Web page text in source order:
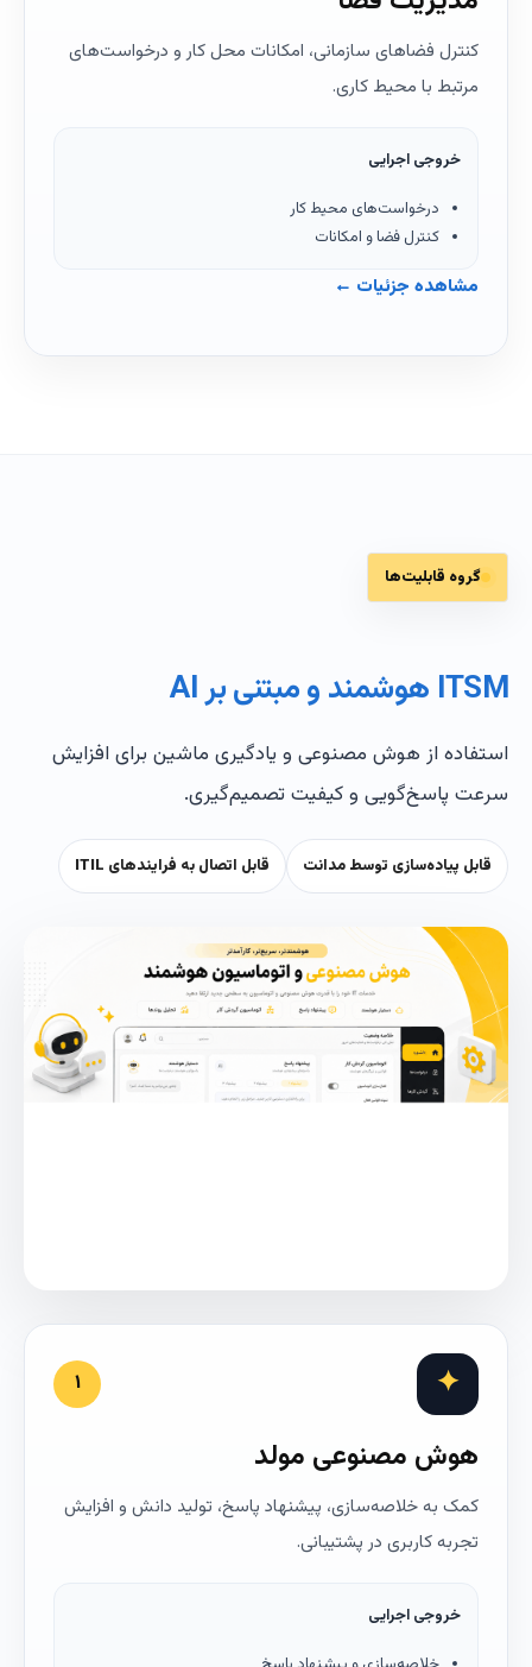
کنترل فضاهای سازمانی، امکانات محل کار و درخواست‌های
مرتبط با محیط کاری.
خروجی اجرایی
درخواست‌های محیط کار
کنترل فضا و امکانات
مشاهده جزئیات ←
گروه قابلیت‌ها
ITSM هوشمند و مبتنی بر AI
استفاده از هوش مصنوعی و یادگیری ماشین برای افزایش
سرعت پاسخ‌گویی و کیفیت تصمیم‌گیری.
قابل پیاده‌سازی توسط مدانت قابل اتصال به فرایندهای ITIL
✦ ۱
هوش مصنوعی مولد
کمک به خلاصه‌سازی، پیشنهاد پاسخ، تولید دانش و افزایش
تجربه کاربری در پشتیبانی.
خروجی اجرایی